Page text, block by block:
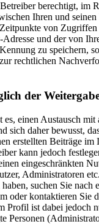
berechtigt, im
Ihren und
von
und der von
zu speichern,
rechtlichen
der
einen Austausch mit
sich daher bewusst,
erstellten Beiträge im
kann jedoch
eingeschränkten
Administratoren
suchen Sie nach
oder kontaktieren Sie
Profil ist dabei jedoch
Personen